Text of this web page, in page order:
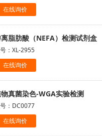
在线询价
脂肪酸（NEFA）检测试剂盒
：XL-2955
在线询价
真菌染色-WGA实验检测
：DC0077
在线询价